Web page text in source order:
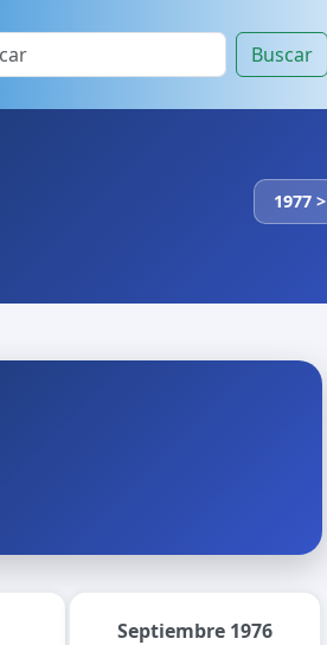
Buscar
1977 >
Septiembre 1976